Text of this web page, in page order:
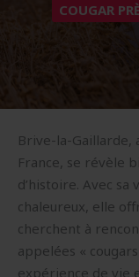
COUGAR
Brive-la-Gaillarde,
France, se révèle
d’histoire. Avec
chaleureux, elle
cherchent à
appelées «
expérience de vie